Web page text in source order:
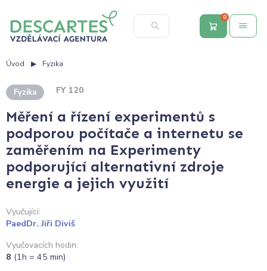
0
Úvod Fyzika
Fyzika FY 120
Měření a řízení experimentů s
podporou počítače a internetu se
zaměřením na Experimenty
podporující alternativní zdroje
energie a jejich využití
Vyučující:
PaedDr. Jiři Diviš
Vyučovacích hodin:
8 (1h = 45 min)